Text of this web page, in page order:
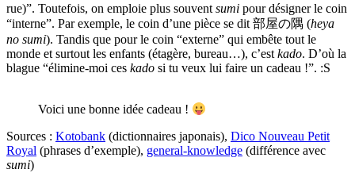
rue)”. Toutefois, on emploie plus souvent sumi pour désigner le coin
“interne”. Par exemple, le coin d’une pièce se dit 部屋の隅 (heya
no sumi). Tandis que pour le coin “externe” qui embête tout le
monde et surtout les enfants (étagère, bureau…), c’est kado. D’où la
blague “élimine-moi ces kado si tu veux lui faire un cadeau !”. :S
Voici une bonne idée cadeau !
Sources : Kotobank (dictionnaires japonais), Dico Nouveau Petit
Royal (phrases d’exemple), general-knowledge (différence avec
sumi)